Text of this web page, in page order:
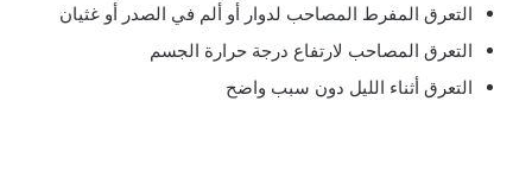
التعرق المفرط المصاحب لدوار أو ألم في الصدر أو غثيان
التعرق المصاحب لارتفاع درجة حرارة الجسم
التعرق أثناء الليل دون سبب واضح